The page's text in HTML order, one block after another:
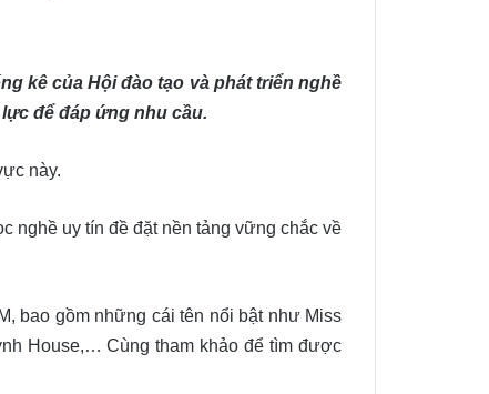
kê của Hội đào tạo và phát triển nghề
để đáp ứng nhu cầu.
này.
nghề uy tín đề đặt nền tảng vững chắc về
bao gồm những cái tên nổi bật như Miss
House,… Cùng tham khảo để tìm được